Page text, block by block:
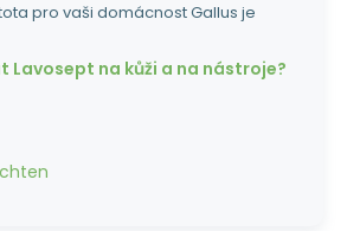
pro vaši domácnost Gallus je
Lavosept na kůži a na nástroje?